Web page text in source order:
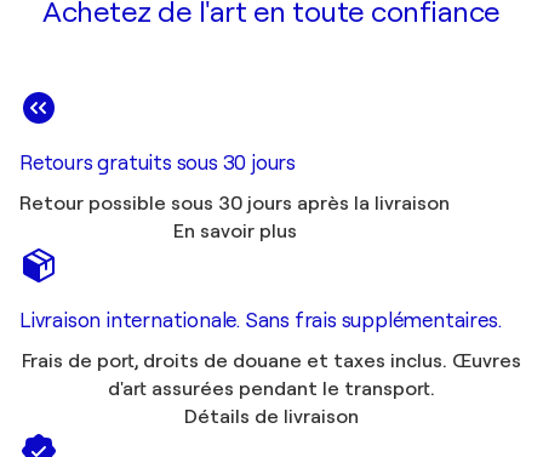
Achetez de l'art en toute confiance
Retours gratuits sous 30 jours
Retour possible sous 30 jours après la livraison
En savoir plus
Livraison internationale. Sans frais supplémentaires.
Frais de port, droits de douane et taxes inclus. Œuvres
d'art assurées pendant le transport.
Détails de livraison